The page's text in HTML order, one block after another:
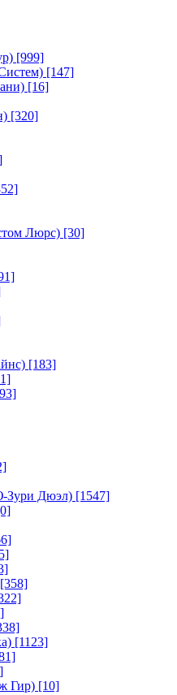
[999]
[147]
[16]
[320]
Люрс) [30]
[183]
Зури Дюэл) [1547]
[358]
[1123]
Гир) [10]